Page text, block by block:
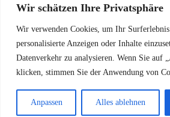
Wir schätzen Ihre Privatsphäre
Wir verwenden Cookies, um Ihr Surferlebnis
personalisierte Anzeigen oder Inhalte
Datenverkehr zu analysieren. Wenn Sie auf
klicken, stimmen Sie der Anwendung von
Anpassen Alles ablehnen
Oberösterreich Preisprognosen
Steuervorteile Wachstumschancen Wien Wirtschaft
Stolz präsentiert von WordPress | Theme: Edin von
Kontakt
Datenschutz
Impressum